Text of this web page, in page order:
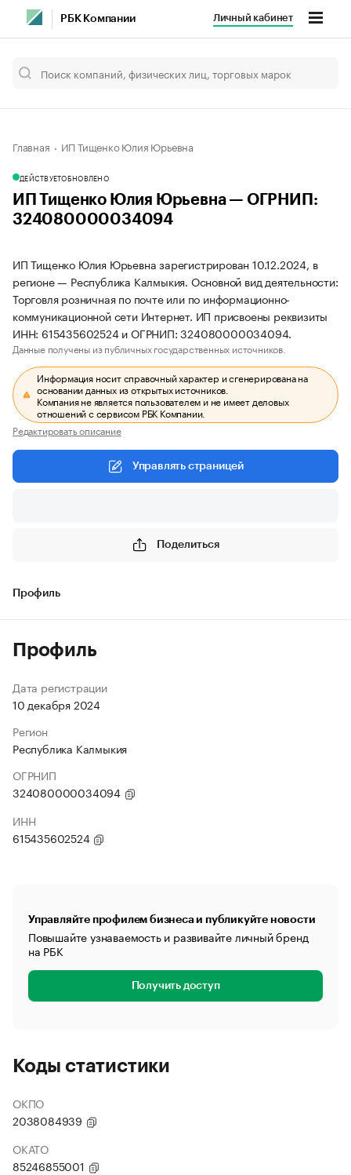
РБК Компании Личный кабинет
Главная ИП Тищенко Юлия Юрьевна
ДЕЙСТВУЕТОБНОВЛЕНО
ИП Тищенко Юлия Юрьевна — ОГРНИП:
324080000034094
ИП Тищенко Юлия Юрьевна зарегистрирован 10.12.2024, в
регионе — Республика Калмыкия. Основной вид деятельности:
Торговля розничная по почте или по информационно-
коммуникационной сети Интернет. ИП присвоены реквизиты
ИНН: 615435602524 и ОГРНИП: 324080000034094.
Данные получены из публичных государственных источников.
Информация носит справочный характер и сгенерирована на
основании данных из открытых источников.
Компания не является пользователем и не имеет деловых
отношений с сервисом РБК Компании.
Редактировать описание
Управлять страницей
Поделиться
Профиль
Профиль
Дата регистрации
10 декабря 2024
Регион
Республика Калмыкия
ОГРНИП
324080000034094
ИНН
615435602524
Управляйте профилем бизнеса и публикуйте новости
Повышайте узнаваемость и развивайте личный бренд
на РБК
Получить доступ
Коды статистики
ОКПО
2038084939
ОКАТО
85246855001